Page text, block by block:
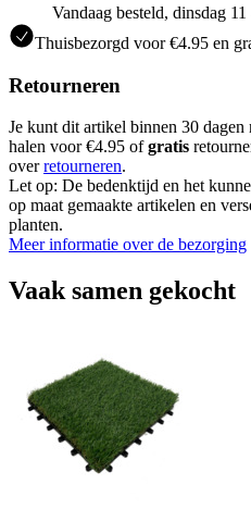
Vandaag besteld, dinsdag
Thuisbezorgd voor €4.95 en
Retourneren
Je kunt dit artikel binnen 30 dagen
halen voor €4.95 ofgratis
overretourneren.
Let op: De bedenktijd en het
op maat gemaakte artikelen en
planten.
Meer informatie over de bezorging
Vaak samen gekocht